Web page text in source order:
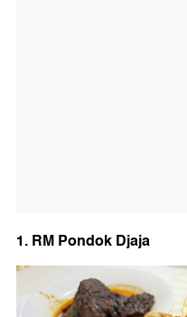
1. RM Pondok Djaja